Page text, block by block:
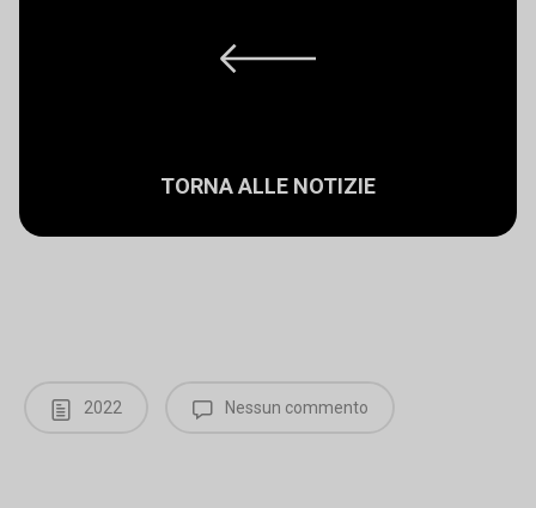
TORNA ALLE NOTIZIE
2022 Nessun commento